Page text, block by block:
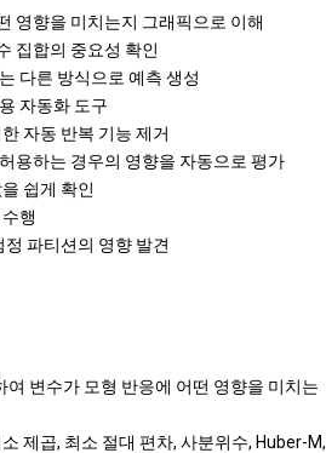
영향을 미치는지 그래픽으로 이해
집합의 중요성 확인
다른 방식으로 예측 생성
자동화 도구
자동 반복 기능 제거
용하는 경우의 영향을 자동으로 평가
쉽게 확인
행
파티션의 영향 발견
여 변수가 모형 반응에 어떤 영향을 미치는
제곱, 최소 절대 편차, 사분위수, Huber-M,